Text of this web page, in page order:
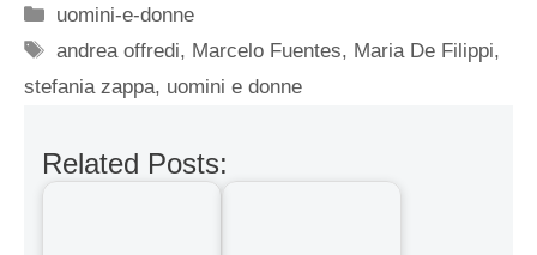
Categorie
uomini-e-donne
Tag
andrea offredi, Marcelo Fuentes, Maria De Filippi,
stefania zappa, uomini e donne
Related Posts: